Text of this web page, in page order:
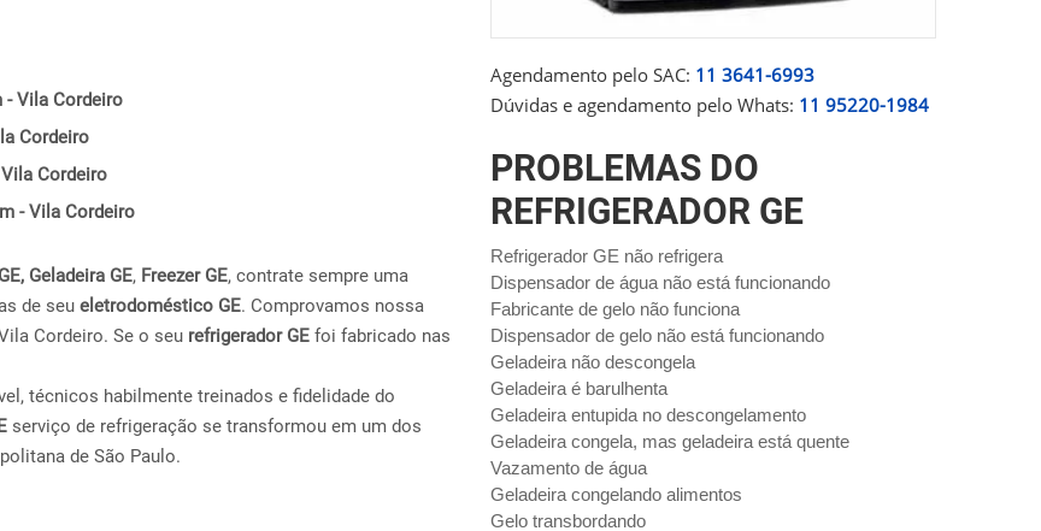
- Vila Cordeiro
Cordeiro
Cordeiro
- Vila Cordeiro
Geladeira GE, Freezer GE, contrate sempre uma
de seu eletrodoméstico GE. Comprovamos nossa
Cordeiro. Se o seu refrigerador GE foi fabricado nas
técnicos habilmente treinados e fidelidade do
serviço de refrigeração se transformou em um dos
de São Paulo.
Agendamento pelo SAC: 11 3641-6993
Dúvidas e agendamento pelo Whats: 11 95220-1984
PROBLEMAS DO
REFRIGERADOR GE
Refrigerador GE não refrigera
Dispensador de água não está funcionando
Fabricante de gelo não funciona
Dispensador de gelo não está funcionando
Geladeira não descongela
Geladeira é barulhenta
Geladeira entupida no descongelamento
Geladeira congela, mas geladeira está quente
Vazamento de água
Geladeira congelando alimentos
Gelo transbordando